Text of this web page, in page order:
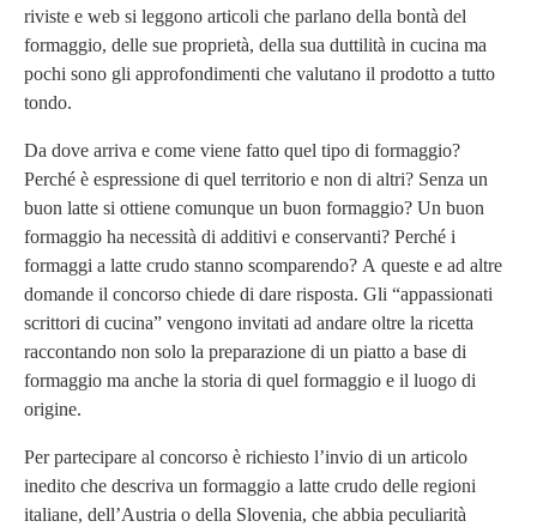
riviste e web si leggono articoli che parlano della bontà del
formaggio, delle sue proprietà, della sua duttilità in cucina ma
pochi sono gli approfondimenti che valutano il prodotto a tutto
tondo.
Da dove arriva e come viene fatto quel tipo di formaggio?
Perché è espressione di quel territorio e non di altri? Senza un
buon latte si ottiene comunque un buon formaggio? Un buon
formaggio ha necessità di additivi e conservanti? Perché i
formaggi a latte crudo stanno scomparendo? A queste e ad altre
domande il concorso chiede di dare risposta. Gli “appassionati
scrittori di cucina” vengono invitati ad andare oltre la ricetta
raccontando non solo la preparazione di un piatto a base di
formaggio ma anche la storia di quel formaggio e il luogo di
origine.
Per partecipare al concorso è richiesto l’invio di un articolo
inedito che descriva un formaggio a latte crudo delle regioni
italiane, dell’Austria o della Slovenia, che abbia peculiarità